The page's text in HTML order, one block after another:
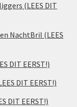
(LEES DIT
NachtBril (LEES
DIT EERST!)
DIT EERST!)
DIT EERST!)